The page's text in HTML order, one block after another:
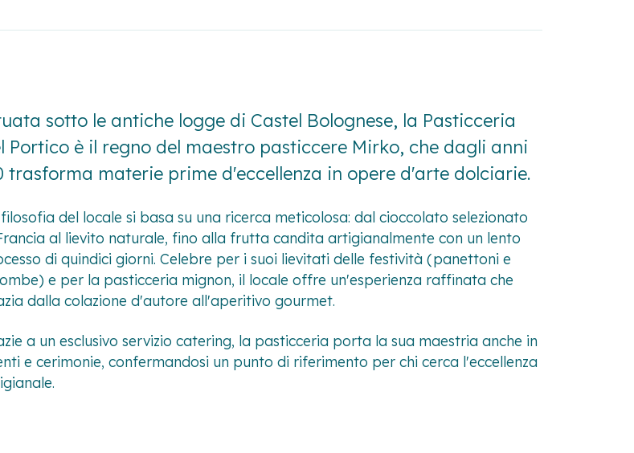
sotto le antiche logge di Castel Bolognese, la Pasticceria
Portico è il regno del maestro pasticcere Mirko, che dagli anni
trasforma materie prime d'eccellenza in opere d'arte dolciarie.
del locale si basa su una ricerca meticolosa: dal cioccolato selezionato
al lievito naturale, fino alla frutta candita artigianalmente con un lento
di quindici giorni. Celebre per i suoi lievitati delle festività (panettoni e
e per la pasticceria mignon, il locale offre un'esperienza raffinata che
dalla colazione d'autore all'aperitivo gourmet.
a un esclusivo servizio catering, la pasticceria porta la sua maestria anche in
e cerimonie, confermandosi un punto di riferimento per chi cerca l'eccellenza